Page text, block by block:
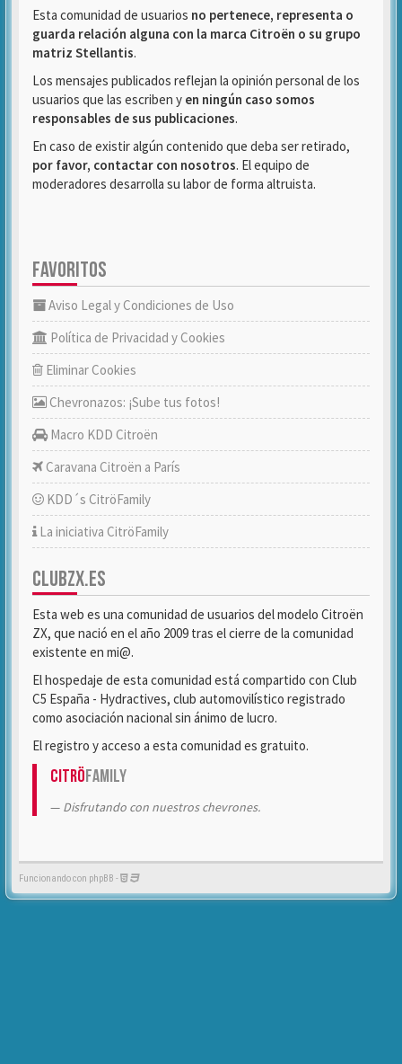
Esta comunidad de usuarios no pertenece, representa o
guarda relación alguna con la marca Citroën o su grupo
matriz Stellantis.
Los mensajes publicados reflejan la opinión personal de los
usuarios que las escriben y en ningún caso somos
responsables de sus publicaciones.
En caso de existir algún contenido que deba ser retirado,
por favor, contactar con nosotros. El equipo de
moderadores desarrolla su labor de forma altruista.
FAVORITOS
Aviso Legal y Condiciones de Uso
Política de Privacidad y Cookies
Eliminar Cookies
Chevronazos: ¡Sube tus fotos!
Macro KDD Citroën
Caravana Citroën a París
KDD´s CitröFamily
La iniciativa CitröFamily
CLUBZX.ES
Esta web es una comunidad de usuarios del modelo Citroën
ZX, que nació en el año 2009 tras el cierre de la comunidad
existente en mi@.
El hospedaje de esta comunidad está compartido con Club
C5 España - Hydractives, club automovilístico registrado
como asociación nacional sin ánimo de lucro.
El registro y acceso a esta comunidad es gratuito.
CitröFamily
Disfrutando con nuestros chevrones.
Funcionando con phpBB -